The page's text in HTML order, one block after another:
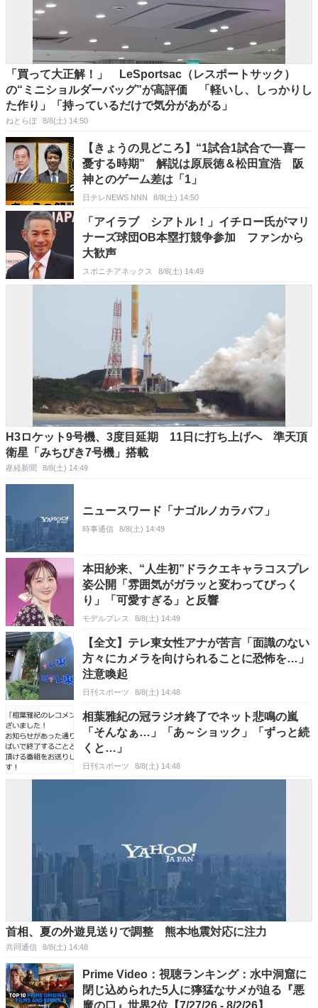
「買って大正解！」 LeSportsac（レスポートサック）
の“ミニショルダーバッグ”が高評価 「軽いし、しっかりし
た作り」「持っているだけで気分があがる」
ねとらぼ 8/8(土) 14:50
【きょうの見どころ】“1試合1試合で一喜一
憂する時期” 解説は原辰徳＆松田宣浩 阪
神とのゲーム差は「1」
日テレNEWS NNN 8/8(土) 14:50
「アイラブ シアトル！」イチロー氏がマリ
ナーズ球団OB本塁打競争参加 ファンから
大歓声
スポニチアネックス 8/8(土) 14:49
H3ロケット9号機、3度目延期 11日に打ち上げへ 準天頂
衛星「みちびき7号機」搭載
産経新聞 8/8(土) 14:49
ニュースワード「ナゴルノカラバフ」
時事通信 8/8(土) 14:49
本田紗来、“人生初”ドラクエキャラコスプレ
姿公開「雰囲気がガラッと変わってびっく
り」「可愛すぎる」と反響
モデルプレス 8/8(土) 14:49
【全文】テレ東女性アナが苦言「面識のない
方々にカメラを向けられることに恐怖を…」
注意喚起
日刊スポーツ 8/8(土) 14:48
相葉雅紀の冠ラジオ終了でネット悲鳴の嵐
「そんなぁ…」「あ～ショック」「ずっと続
くと…」
日刊スポーツ 8/8(土) 14:48
首相、夏の外遊見送りで調整 熊本地震対応に注力
共同通信 8/8(土) 14:48
Prime Video：視聴ランキング：水中洞窟に
閉じ込められた5人に獰猛なサメが迫る『悪